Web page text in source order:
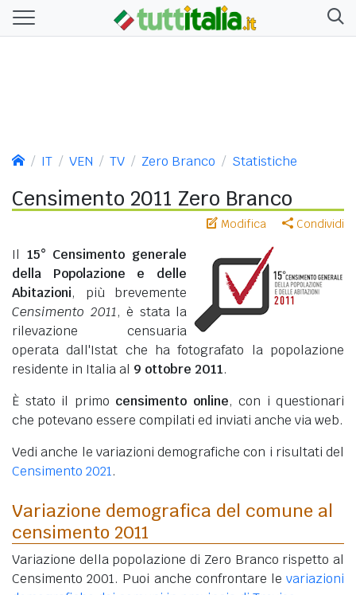
IT VEN TV Zero Branco Statistiche
Censimento 2011 Zero Branco
Modifica Condividi
Il 15° Censimento generale
della Popolazione e delle
Abitazioni, più brevemente
Censimento 2011, è stata la
rilevazione censuaria
operata dall'Istat che ha fotografato la popolazione
residente in Italia al 9 ottobre 2011.
È stato il primo censimento online, con i questionari
che potevano essere compilati ed inviati anche via web.
Vedi anche le variazioni demografiche con i risultati del
Censimento 2021.
Variazione demografica del comune al
censimento 2011
Variazione della popolazione di Zero Branco rispetto al
Censimento 2001. Puoi anche confrontare le variazioni